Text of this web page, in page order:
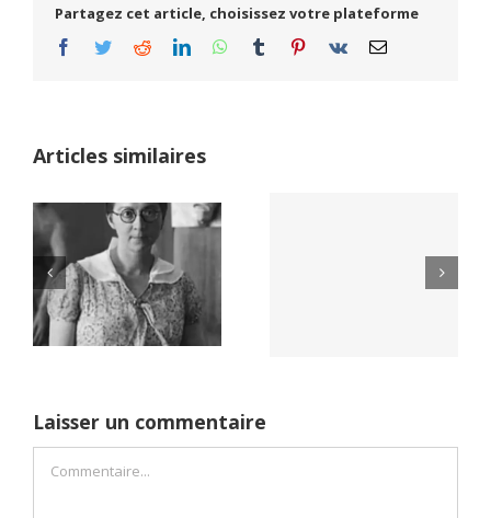
Partagez cet article, choisissez votre plateforme
Facebook
TwitterRedditLinkedInWhatsApp
Tumblr Pinterest
Vk Email
Articles similaires
Netflix Field of
Dreams (1989)
Yaïr Golan : une
Laisser un commentaire